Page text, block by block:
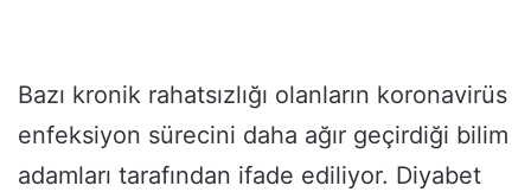
Bazı kronik rahatsızlığı olanların koronavirüs
enfeksiyon sürecini daha ağır geçirdiği bilim
adamları tarafından ifade ediliyor. Diyabet